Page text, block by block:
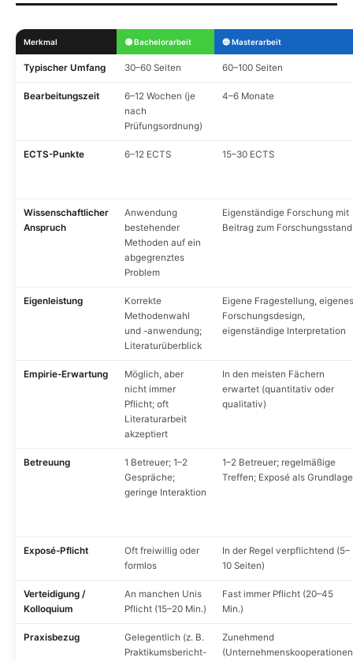
Merkmal 🟢 Bachelorarbeit 🔵 Masterarbeit
Typischer Umfang 30–60 Seiten 60–100 Seiten
Bearbeitungszeit
6–12 Wochen (je
nach
Prüfungsordnung)
4–6 Monate
ECTS-Punkte 6–12 ECTS 15–30 ECTS
Wissenschaftlicher
Anspruch
Anwendung
bestehender
Methoden auf ein
abgegrenztes
Problem
Eigenständige Forschung mit
Beitrag zum Forschungsstand
Eigenleistung
Korrekte
Methodenwahl
und -anwendung;
Literaturüberblick
Eigene Fragestellung, eigenes
Forschungsdesign,
eigenständige Interpretation
Empirie-Erwartung
Möglich, aber
nicht immer
Pflicht; oft
Literaturarbeit
akzeptiert
In den meisten Fächern
erwartet (quantitativ oder
qualitativ)
Betreuung
1 Betreuer; 1–2
Gespräche;
geringe Interaktion
1–2 Betreuer; regelmäßige
Treffen; Exposé als Grundlage
Exposé-Pflicht
Oft freiwillig oder
formlos
In der Regel verpflichtend (5–
10 Seiten)
Verteidigung /
Kolloquium
An manchen Unis
Pflicht (15–20 Min.)
Fast immer Pflicht (20–45
Min.)
Praxisbezug
Gelegentlich (z. B.
Praktikumsbericht-
Zunehmend